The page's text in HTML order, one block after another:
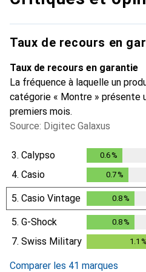
Taux de recours en
Taux de recours en garantie
La fréquence à laquelle un
catégorie « Montre » présente
premiers mois.
Source: Digitec Galaxus
3. Calypso 0.6%
4. Casio 0.7%
5. Casio Vintage 0.8%
5. G-Shock 0.8%
7. Swiss Military 1.1 %
Comparer les 41 marques